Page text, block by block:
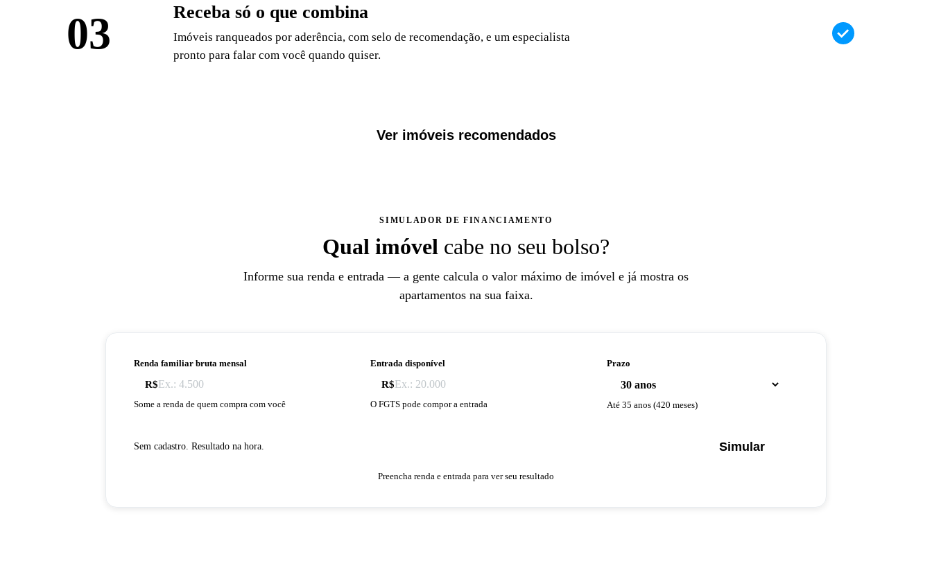
03 Receba só o que combina
Imóveis ranqueados por aderência, com selo de recomendação, e um especialista
pronto para falar com você quando quiser.
Ver imóveis recomendados
SIMULADOR DE FINANCIAMENTO
Qual imóvel cabe no seu bolso?
Informe sua renda e entrada — a gente calcula o valor máximo de imóvel e já mostra os
apartamentos na sua faixa.
Renda familiar bruta mensal
R$
Some a renda de quem compra com você
Entrada disponível
R$
O FGTS pode compor a entrada
Prazo
Até35 anos (420 meses)
Sem cadastro. Resultado na hora. Simular
Preencha renda e entrada para ver seu resultado